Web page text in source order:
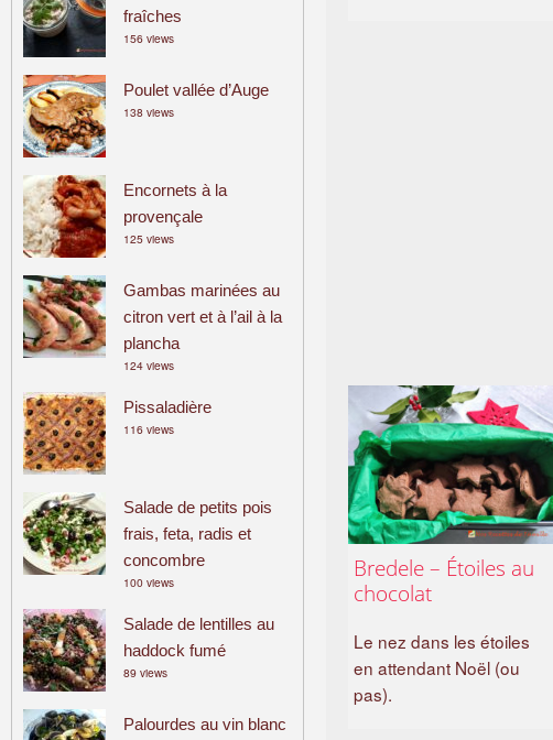
fraîches
156 views
Poulet vallée d’Auge
138 views
Encornets à la
provençale
125 views
Gambas marinées au
citron vert et à l’ail à la
plancha
124 views
Pissaladière
116 views
Salade de petits pois
frais, feta, radis et
concombre
100 views
Salade de lentilles au
haddock fumé
89 views
Palourdes au vin blanc
Bredele – Étoiles au
chocolat
Le nez dans les étoiles
en attendant Noël (ou
pas).